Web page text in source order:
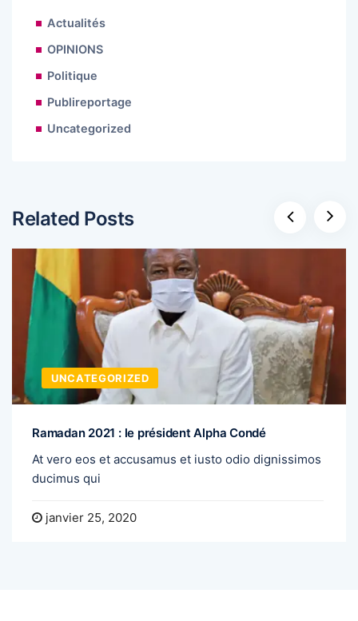
Actualités
OPINIONS
Politique
Publireportage
Uncategorized
Related Posts
UNCATEGORIZED
Ramadan 2021 : le président Alpha Condé
At vero eos et accusamus et iusto odio dignissimos
ducimus qui
janvier 25, 2020